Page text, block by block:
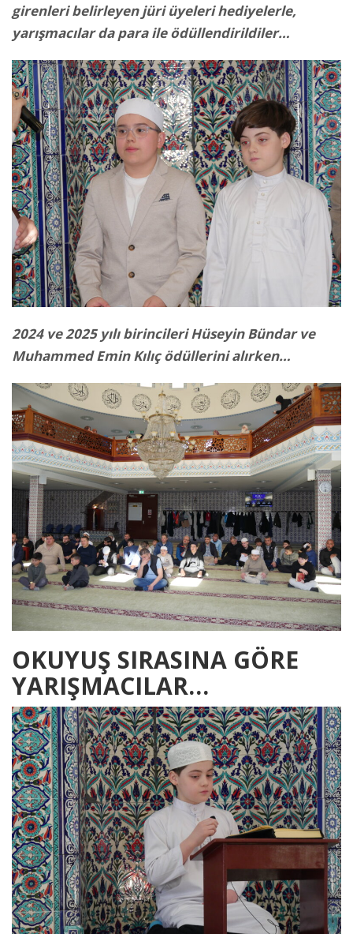
girenleri belirleyen jüri üyeleri hediyelerle,
yarışmacılar da para ile ödüllendirildiler…
2024 ve 2025 yılı birincileri Hüseyin Bündar ve
Muhammed Emin Kılıç ödüllerini alırken…
OKUYUŞ SIRASINA GÖRE
YARIŞMACILAR…